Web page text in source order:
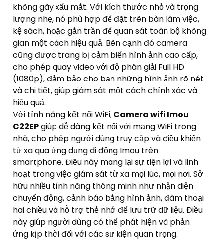
không gây xấu mắt. Với kích thước nhỏ và trọng
lượng nhẹ, nó phù hợp để đặt trên bàn làm việc,
kệ sách, hoặc gắn trần để quan sát toàn bộ không
gian một cách hiệu quả. Bên cạnh đó camera
cũng được trang bị cảm biến hình ảnh cao cấp,
cho phép quay video với độ phân giải Full HD
(1080p), đảm bảo cho bạn những hình ảnh rõ nét
và chi tiết, giúp giám sát một cách chính xác và
hiệu quả.
Với tính năng kết nối WiFi, Camera wifi Imou
C22EPgiúp dễ dàng kết nối với mạng WiFi trong
nhà, cho phép người dùng truy cập và điều khiển
từ xa qua ứng dụng di động Imou trên
smartphone. Điều này mang lại sự tiện lợi và linh
hoạt trong việc giám sát từ xa mọi lúc, mọi nơi. Sở
hữu nhiều tính năng thông minh như nhận diện
chuyển động, cảnh báo bằng hình ảnh, đàm thoại
hai chiều và hỗ trợ thẻ nhớ để lưu trữ dữ liệu. Điều
này giúp người dùng có thể phát hiện và phản
ứng kịp thời đối với các sự kiện quan trọng.